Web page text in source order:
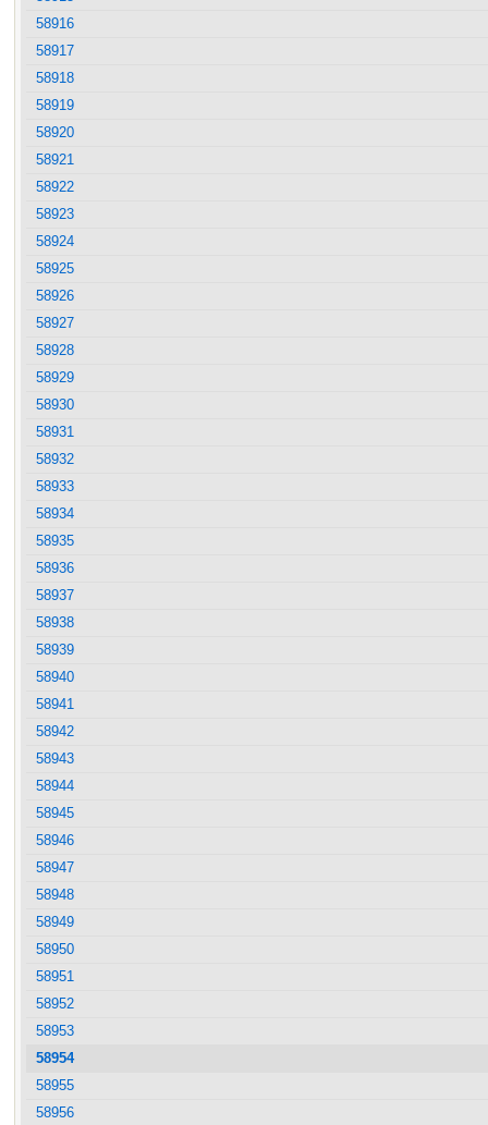
58916
58917
58918
58919
58920
58921
58922
58923
58924
58925
58926
58927
58928
58929
58930
58931
58932
58933
58934
58935
58936
58937
58938
58939
58940
58941
58942
58943
58944
58945
58946
58947
58948
58949
58950
58951
58952
58953
58954
58955
58956